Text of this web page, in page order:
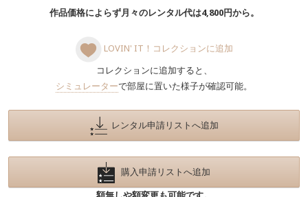
作品価格によらず月々のレンタル代は4,800円から。
LOVIN' IT！コレクションに追加
コレクションに追加すると、
シミュレーターで部屋に置いた様子が確認可能。
レンタル申請リストへ追加
購入申請リストへ追加